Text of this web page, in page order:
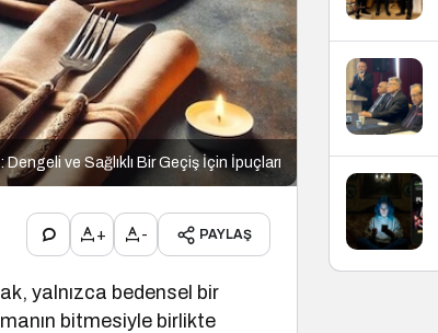
ve Sağlıklı Bir Geçiş İçin İpuçları
+ - PAYLAŞ
yalnızca bedensel bir
bitmesiyle birlikte